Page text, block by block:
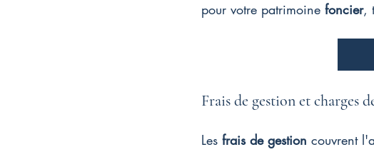
pour votre patrimoine foncier,
Frais de gestion et charges
Les frais de gestion couvrent